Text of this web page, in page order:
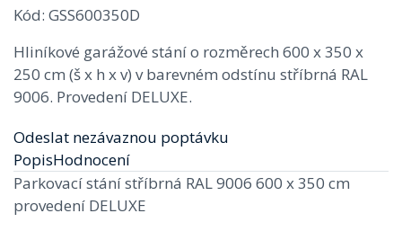
Kód: GSS600350D
Hliníkové garážové stání o rozměrech 600 x 350 x
250 cm (š x h x v) v barevném odstínu stříbrná RAL
9006. Provedení DELUXE.
Odeslat nezávaznou poptávku
PopisHodnocení
Parkovací stání stříbrná RAL 9006 600 x 350 cm
provedení DELUXE